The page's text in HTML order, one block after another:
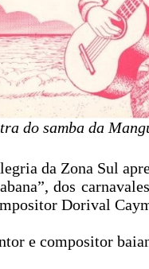
do samba da
da Zona Sul
dos
Dorival
e compositor